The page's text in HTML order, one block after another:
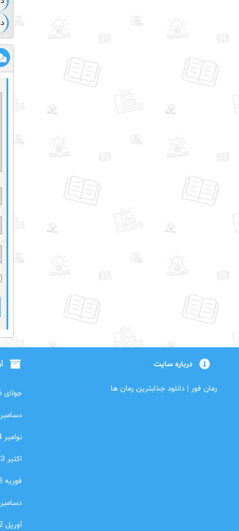
درباره سایت
رمان فور | دانلود جذابترین رمان ها جولای 2026
دسامبر
نوامبر 2024
اکتبر 2023
فوریه 2023
دسامبر
آوریل 2022